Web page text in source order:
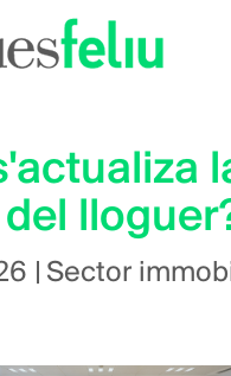
Vés
al
Sector